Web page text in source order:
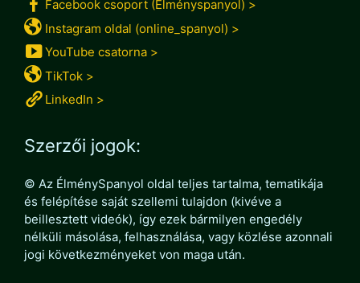
Facebook csoport (Élményspanyol) >
Instagram oldal (online_spanyol) >
YouTube csatorna >
TikTok >
LinkedIn >
Szerzői jogok:
© Az ÉlménySpanyol oldal teljes tartalma, tematikája
és felépítése saját szellemi tulajdon (kivéve a
beillesztett videók), így ezek bármilyen engedély
nélküli másolása, felhasználása, vagy közlése azonnali
jogi következményeket von maga után.